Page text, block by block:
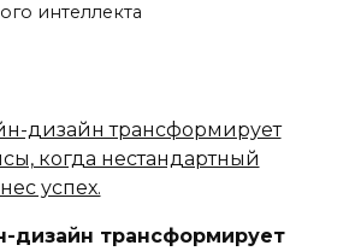
интеллекта
дизайн трансформирует